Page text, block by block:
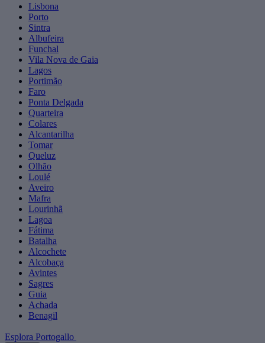
Lisbona
Porto
Sintra
Albufeira
Funchal
Vila Nova de Gaia
Lagos
Portimão
Faro
Ponta Delgada
Quarteira
Colares
Alcantarilha
Tomar
Queluz
Olhão
Loulé
Aveiro
Mafra
Lourinhã
Lagoa
Fátima
Batalha
Alcochete
Alcobaça
Avintes
Sagres
Guia
Achada
Benagil
Esplora Portogallo